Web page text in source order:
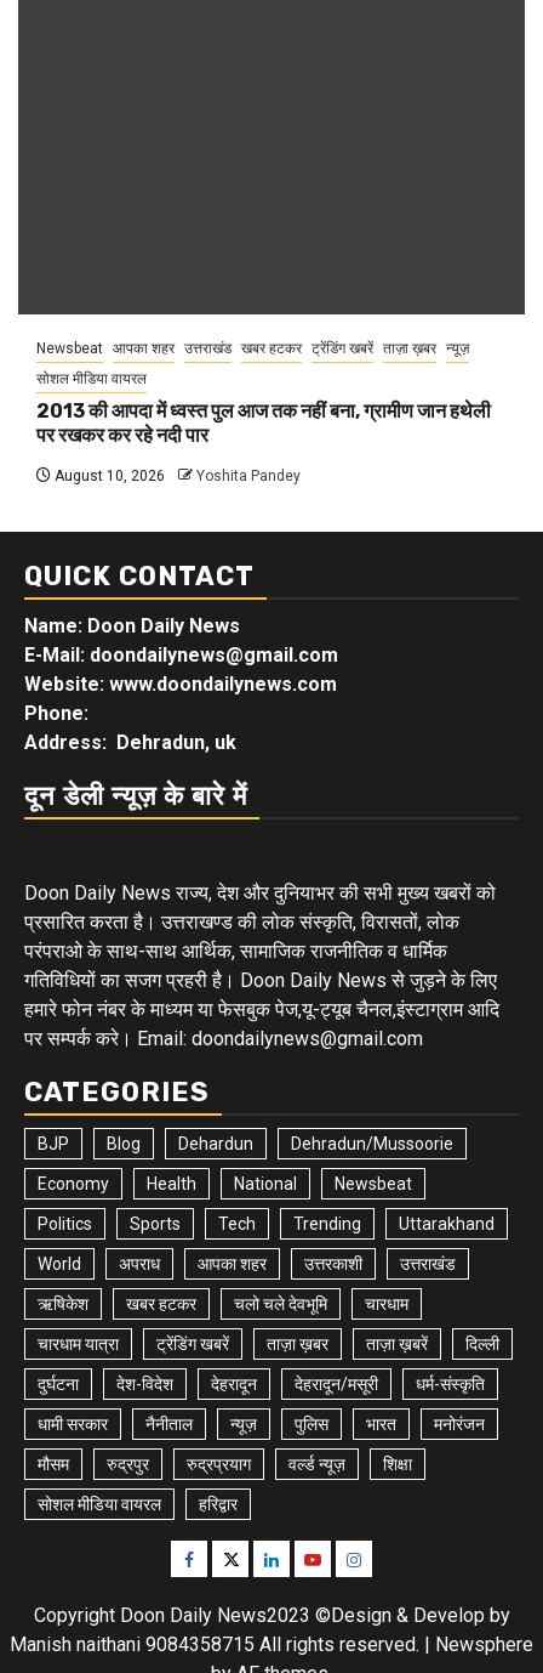
Newsbeat आपका शहर उत्तराखंड खबर हटकर ट्रेंडिंग खबरें ताज़ा ख़बर न्यूज़
सोशल मीडिया वायरल
2013 की आपदा में ध्वस्त पुल आज तक नहीं बना, ग्रामीण जान हथेली
पर रखकर कर रहे नदी पार
August 10, 2026 Yoshita Pandey
QUICK CONTACT
Name: Doon Daily News
E-Mail: doondailynews@gmail.com
Website: www.doondailynews.com
Phone:
Address: Dehradun, uk
दून डेली न्यूज़ के बारे में
Doon Daily News राज्य, देश और दुनियाभर की सभी मुख्य खबरों को
प्रसारित करता है। उत्तराखण्ड की लोक संस्कृति, विरासतों, लोक
परंपराओ के साथ-साथ आर्थिक, सामाजिक राजनीतिक व धार्मिक
गतिविधियों का सजग प्रहरी है। Doon Daily News से जुड़ने के लिए
हमारे फोन नंबर के माध्यम या फेसबुक पेज,यू-ट्यूब चैनल,इंस्टाग्राम आदि
पर सम्पर्क करे। Email: doondailynews@gmail.com
CATEGORIES
BJP Blog Dehardun Dehradun/Mussoorie
Economy Health National Newsbeat
Politics Sports Tech Trending Uttarakhand
World अपराध आपका शहर उत्तरकाशी उत्तराखंड
ऋषिकेश खबर हटकर चलो चले देवभूमि चारधाम
चारधाम यात्रा ट्रेंडिंग खबरें ताज़ा ख़बर ताज़ा ख़बरें दिल्ली
दुर्घटना देश-विदेश देहरादून देहरादून/मसूरी धर्म-संस्कृति
धामी सरकार नैनीताल न्यूज़ पुलिस भारत मनोरंजन
मौसम रुद्रपुर रुद्रप्रयाग वर्ल्ड न्यूज़ शिक्षा
सोशल मीडिया वायरल हरिद्वार
Facebook
TwitterLinkedinYoutubeInstagram
Copyright Doon Daily News2023 ©Design & Develop by
Manish naithani 9084358715 All rights reserved. | Newsphere